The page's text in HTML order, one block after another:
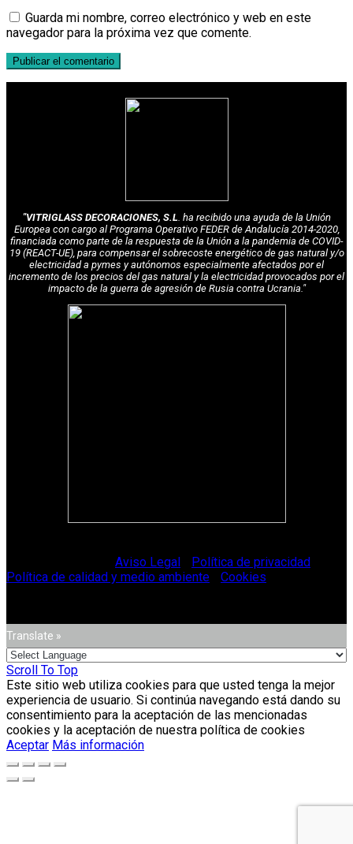
Guarda mi nombre, correo electrónico y web en este
navegador para la próxima vez que comente.
"VITRIGLASS DECORACIONES, S.L. ha recibido una ayuda de la Unión
Europea con cargo al Programa Operativo FEDER de Andalucía 2014-2020,
financiada como parte de la respuesta de la Unión a la pandemia de COVID-
19 (REACT-UE), para compensar el sobrecoste energético de gas natural y/o
electricidad a pymes y autónomos especialmente afectados por el
incremento de los precios del gas natural y la electricidad provocados por el
impacto de la guerra de agresión de Rusia contra Ucrania."
Aviso Legal Política de privacidad
Política de calidad y medio ambiente
Cookies
Translate »
Scroll To Top
Este sitio web utiliza cookies para que usted tenga la mejor
experiencia de usuario. Si continúa navegando está dando su
consentimiento para la aceptación de las mencionadas
cookies y la aceptación de nuestra política de cookies
Aceptar Más información